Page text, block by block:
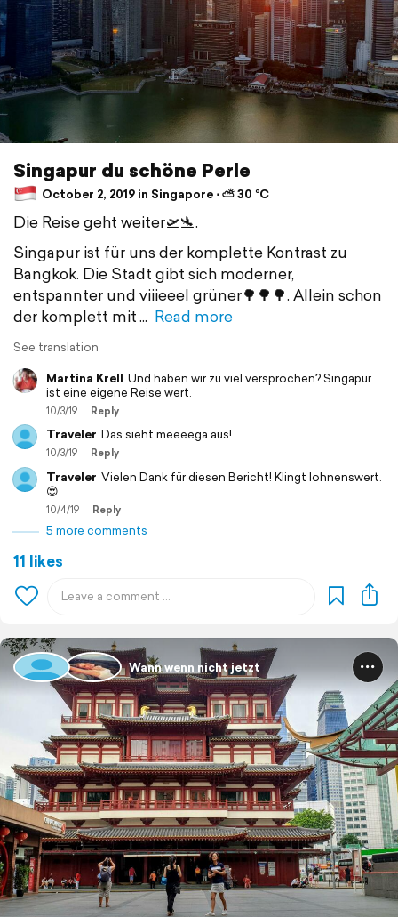
Singapur du schöne Perle
October 2, 2019 in Singapore ⋅ ⛅ 30 °C
Die Reise geht weiter🛫🛬.
Singapur ist für uns der komplette Kontrast zu
Bangkok. Die Stadt gibt sich moderner,
entspannter und viiieeel grüner🌳🌳🌳. Allein schon
der komplett mit
Read more
See translation
Martina Krell Und haben wir zu viel versprochen? Singapur
ist eine eigene Reise wert.
10/3/19 Reply
Traveler Das sieht meeeega aus!
10/3/19 Reply
Traveler Vielen Dank für diesen Bericht! Klingt lohnenswert.
😍
10/4/19 Reply
5 more comments
11 likes
Wann wenn nicht jetzt